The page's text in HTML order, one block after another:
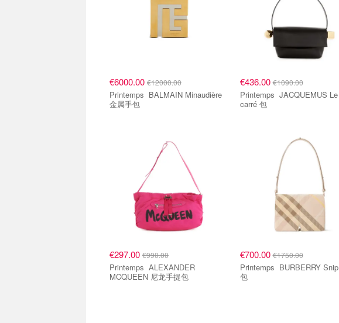
€6000.00 €12000.00
Printemps BALMAIN Minaudière
金属手包
€436.00€1090.00
Printemps JACQUEMUS Le rond
carré 包
€297.00 €990.00
Printemps ALEXANDER
MCQUEEN 尼龙手提包
€700.00€1750.00
Printemps BURBERRY Snip 单肩
包